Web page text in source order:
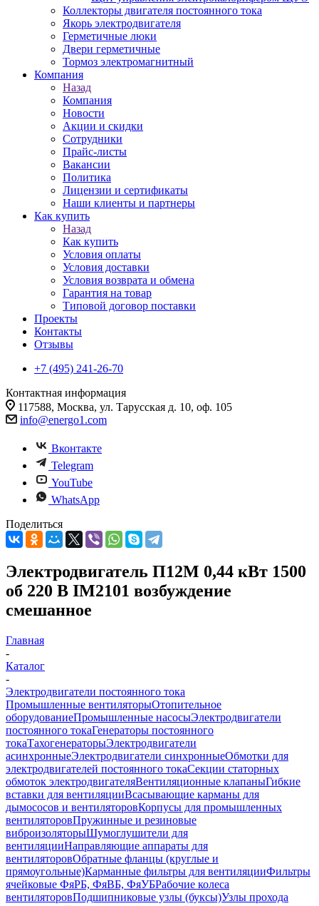
Коллекторы двигателя постоянного тока
Якорь электродвигателя
Герметичные люки
Двери герметичные
Тормоз электромагнитный
Компания
Назад
Компания
Новости
Акции и скидки
Сотрудники
Прайс-листы
Вакансии
Политика
Лицензии и сертификаты
Наши клиенты и партнеры
Как купить
Назад
Как купить
Условия оплаты
Условия доставки
Условия возврата и обмена
Гарантия на товар
Типовой договор поставки
Проекты
Контакты
Отзывы
+7 (495) 241-26-70
Контактная информация
117588, Москва, ул. Тарусская д. 10, оф. 105
info@energo1.com
Вконтакте
Telegram
YouTube
WhatsApp
Поделиться
Электродвигатель П12М 0,44 кВт 1500
об 220 В IM2101 возбуждение
смешанное
Главная
-
Каталог
-
Электродвигатели постоянного тока
Промышленные вентиляторыОтопительное
оборудованиеПромышленные насосыЭлектродвигатели
постоянного токаГенераторы постоянного
токаТахогенераторыЭлектродвигатели
асинхронныеЭлектродвигатели синхронныеОбмотки для
электродвигателей постоянного токаСекции статорных
обмоток электродвигателяВентиляционные клапаныГибкие
вставки для вентиляцииВсасывающие карманы для
дымососов и вентиляторовКорпусы для промышленных
вентиляторовПружинные и резиновые
виброизоляторыШумоглушители для
вентиляцииНаправляющие аппараты для
вентиляторовОбратные фланцы (круглые и
прямоугольные)Карманные фильтры для вентиляцииФильтры
ячейковые ФяРБ, ФяВБ, ФяУБРабочие колеса
вентиляторовПодшипниковые узлы (буксы)Узлы прохода